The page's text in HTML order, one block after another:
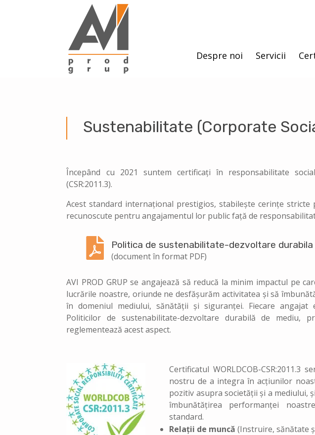
Despre noi Servicii
Sustenabilitate (Corporate
Începând cu 2021 suntem certificați în responsabilitate
(CSR:2011.3).
Acest standard internațional prestigios, stabilește cerințe
recunoscute pentru angajamentul lor public față de
 Politica de sustenabilitate-dezvoltare durabila
(document în format PDF)
AVI PROD GRUP se angajează să reducă la minim impactul pe
lucrările noastre, oriunde ne desfășurăm activitatea și să
în domeniul mediului, sănătății și siguranței. Fiecare angajat
Politicilor de sustenabilitate-dezvoltare durabilă de mediu,
reglementează acest aspect.
Certificatul WORLDCOB-CSR:2011.3
nostru de a integra în acțiunilor
pozitiv asupra societății și a mediului,
îmbunătățirea performanței
standard.
Relații de muncă (Instruire, sănătate